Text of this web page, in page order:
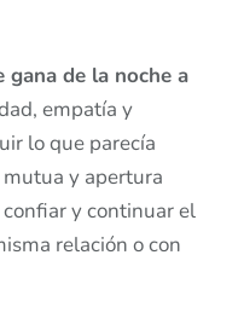
gana de la noche a
empatía y
lo que parecía
y apertura
y continuar el
relación o con